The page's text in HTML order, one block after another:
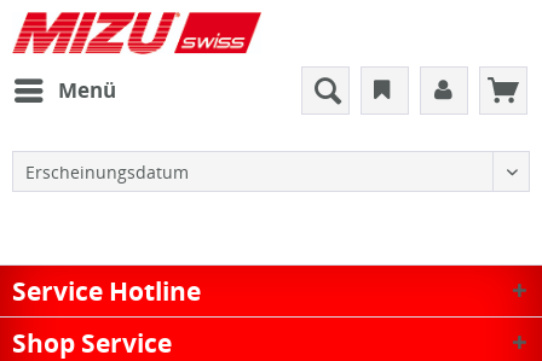
Menü
Service Hotline
Shop Service